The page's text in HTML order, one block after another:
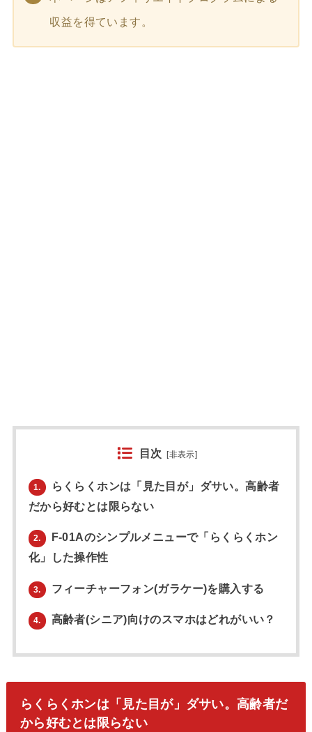
収益を得ています。
目次 [非表示]
1.
らくらくホンは「見た目が」ダサい。高齢者
だから好むとは限らない
2.
F-01Aのシンプルメニューで「らくらくホン
化」した操作性
3. フィーチャーフォン(ガラケー)を購入する
4. 高齢者(シニア)向けのスマホはどれがいい？
らくらくホンは「見た目が」ダサい。高齢者だ
から好むとは限らない